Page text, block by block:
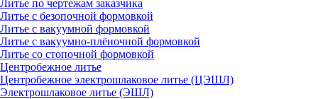
Литье по чертежам заказчика
Литье с безопочной формовкой
Литье с вакуумной формовкой
Литье с вакуумно-плёночной формовкой
Литье со стопочной формовкой
Центробежное литье
Центробежное электрошлаковое литье (ЦЭШЛ)
Электрошлаковое литье (ЭШЛ)